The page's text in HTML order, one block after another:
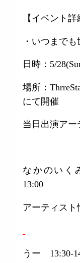
【イベント詳
・いつまでも
日時：5/
場所：
にて開催
当日出演アー
なかのいく
13:00
アーティス
うー 13:30-